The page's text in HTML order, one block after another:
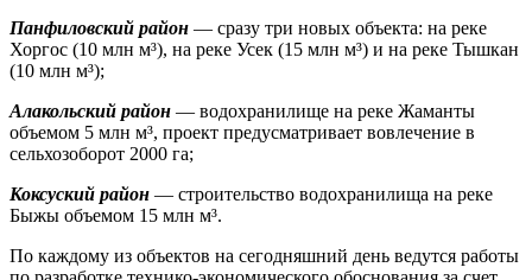
Панфиловский район — сразу три новых объекта: на реке
Хоргос (10 млн м³), на реке Усек (15 млн м³) и на реке Тышкан
(10 млн м³);
Алакольский район — водохранилище на реке Жаманты
объемом 5 млн м³, проект предусматривает вовлечение в
сельхозоборот 2000 га;
Коксуский район — строительство водохранилища на реке
Быжы объемом 15 млн м³.
По каждому из объектов на сегодняшний день ведутся работы